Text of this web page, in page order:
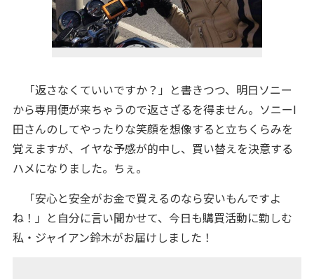
「返さなくていいですか？」と書きつつ、明日ソニー
から専用便が来ちゃうので返さざるを得ません。ソニーI
田さんのしてやったりな笑顔を想像すると立ちくらみを
覚えますが、イヤな予感が的中し、買い替えを決意する
ハメになりました。ちぇ。
「安心と安全がお金で買えるのなら安いもんですよ
ね！」と自分に言い聞かせて、今日も購買活動に勤しむ
私・ジャイアン鈴木がお届けしました！